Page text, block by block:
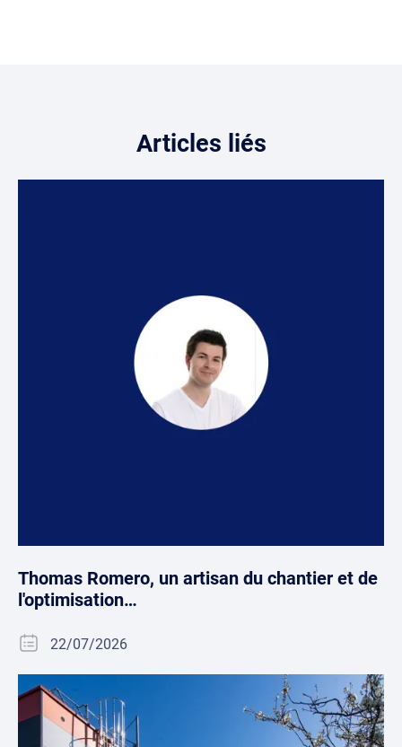
Articles liés
Thomas Romero, un artisan du chantier et de
l'optimisation…
22/07/2026